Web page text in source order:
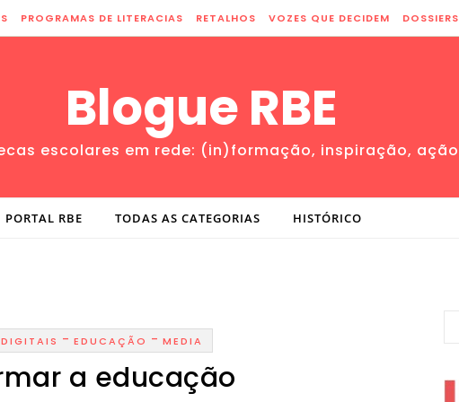
PROGRAMAS DE LITERACIAS RETALHOS VOZES QUE DECIDEM DOSSIERS
Blogue RBE
escolares em rede: (in)formação, inspiração, ação
PORTAL RBE TODAS AS CATEGORIAS HISTÓRICO
- EDUCAÇÃO - MEDIA
a educação